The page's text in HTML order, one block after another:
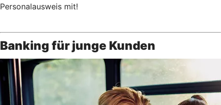
Personalausweis mit!
Banking für junge Kunden